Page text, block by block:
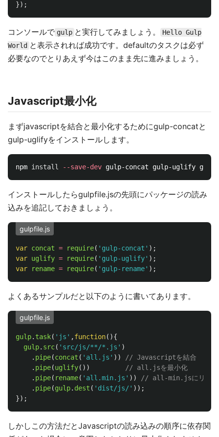
});
コンソールで gulp と実行してみましょう。
Hello Gulp
World と表示されれば成功です。defaultのタスクは必ず
必要なのでとりあえず今はこのまま先に進みましょう。
Javascript最小化
まずjavascriptを結合と最小化するためにgulp-concatと
gulp-uglifyをインストールします。
npm install --save-dev
インストールしたらgulpfile.jsの先頭にパッケージの読み
込みを追記しておきましょう。
gulpfile.js
var concat = require( ' gulp-concat ' );
var uglify = require( ' gulp-uglify' );
var
rename = require( ' gulp-rename' );
よくあるサンプルだと以下のように書いてあります。
gulpfile.js
gulp. task( ' js ' ,function(){
gulp. src( ' src/js/**/*.js ' )
. pipe(concat ( ' all.js ' ))
// Javascriptを結合
. pipe(uglify())
// all.jsを最小化
. pipe( rename( ' all.min.js ' ))
// all-min.jsにリネー
. pipe(gulp. dest ( ' dist/js/' ));
});
しかしこの方法だとJavascriptの読み込みの順序に依存関